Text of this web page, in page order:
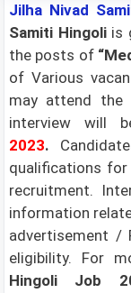
Jilha Nivad
Samiti Hingoli is
the posts of
of Various
may attend the
interview will
2023.
qualifications
recruitment.
information
advertisement /
eligibility. For
Hingoli Job